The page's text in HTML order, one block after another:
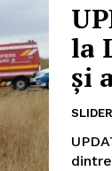
la
și
SLIDER